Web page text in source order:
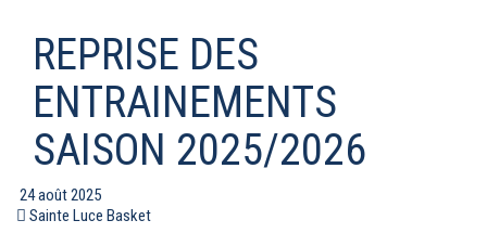
REPRISE DES
ENTRAINEMENTS
SAISON 2025/2026
24 août 2025
Sainte Luce Basket